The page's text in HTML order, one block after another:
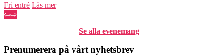
Fri entré Läs mer
⇦⇨
Se alla evenemang
Prenumerera på vårt nyhetsbrev